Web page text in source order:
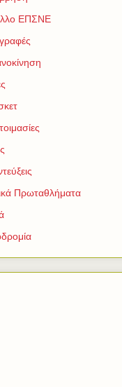
ΕΠΣΝΕ
Πρωταθλήματα